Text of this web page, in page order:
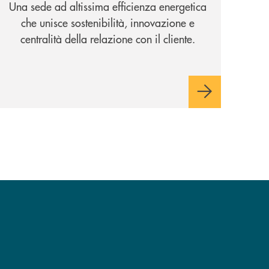
Una sede ad altissima efficienza energetica
che unisce sostenibilità, innovazione e
centralità della relazione con il cliente.